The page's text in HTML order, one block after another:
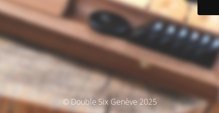
© Double Six Genève 2025